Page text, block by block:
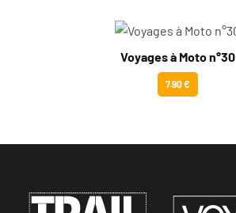
Voyages à Moto n°30
7.90 €